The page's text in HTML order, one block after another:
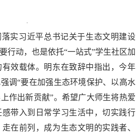
实习近平总书记关于生态文明建设
行动，也是依托“一站式”学生社区加
效载体。明东在致辞中指出，今年
调“要在加强生态环境保护、以高水
作出新贡献”。希望广大师生将热爱
带入到日常学习生活中，切实践行
在前列，成为生态文明的实践者、